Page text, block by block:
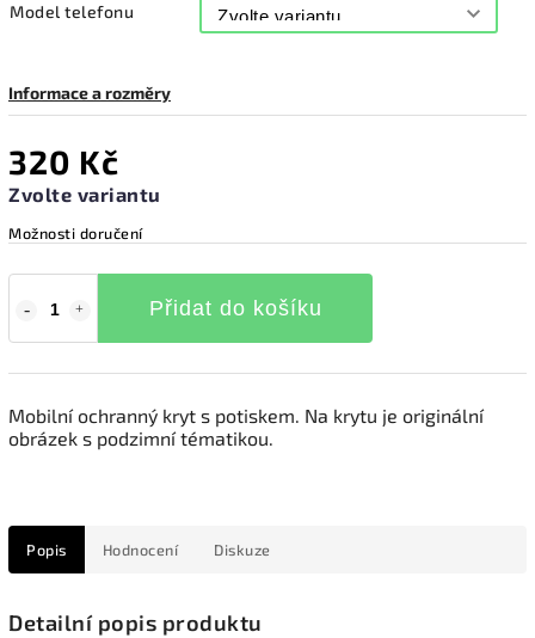
Model telefonu
Informace a rozměry
320 Kč
Zvolte variantu
Možnosti doručení
Přidat do košíku
Mobilní ochranný kryt s potiskem. Na krytu je originální
obrázek s podzimní tématikou.
Popis Hodnocení Diskuze
Detailní popis produktu